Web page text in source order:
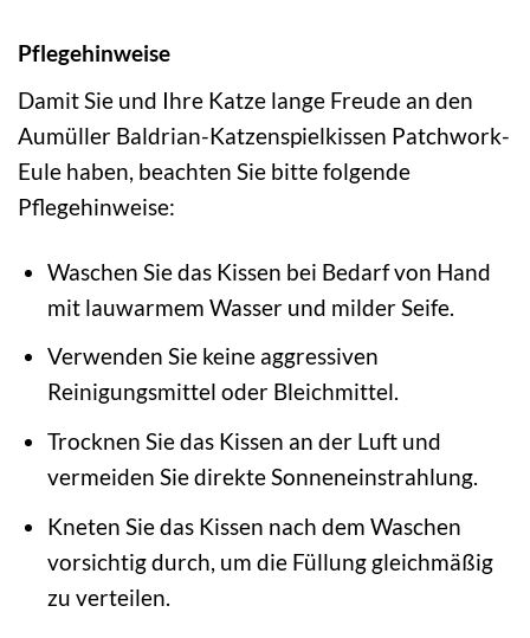
Pflegehinweise
Damit Sie und Ihre Katze lange Freude an den
Aumüller Baldrian-Katzenspielkissen Patchwork-
Eule haben, beachten Sie bitte folgende
Pflegehinweise:
Waschen Sie das Kissen bei Bedarf von Hand
mit lauwarmem Wasser und milder Seife.
Verwenden Sie keine aggressiven
Reinigungsmittel oder Bleichmittel.
Trocknen Sie das Kissen an der Luft und
vermeiden Sie direkte Sonneneinstrahlung.
Kneten Sie das Kissen nach dem Waschen
vorsichtig durch, um die Füllung gleichmäßig
zu verteilen.